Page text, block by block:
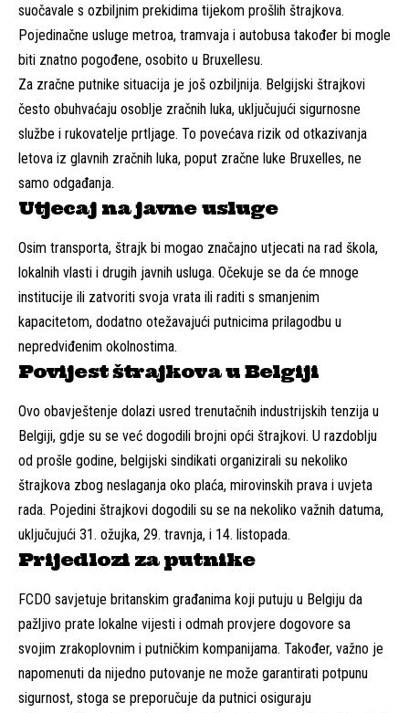
suočavale s ozbiljnim prekidima tijekom prošlih štrajkova.
Pojedinačne usluge metroa, tramvaja i autobusa također bi mogle
biti znatno pogođene, osobito u Bruxellesu.
Za zračne putnike situacija je još ozbiljnija. Belgijski štrajkovi
često obuhvaćaju osoblje zračnih luka, uključujući sigurnosne
službe i rukovatelje prtljage. To povećava rizik od otkazivanja
letova iz glavnih zračnih luka, poput zračne luke Bruxelles, ne
samo odgađanja.
Utjecaj na javne usluge
Osim transporta, štrajk bi mogao značajno utjecati na rad škola,
lokalnih vlasti i drugih javnih usluga. Očekuje se da će mnoge
institucije ili zatvoriti svoja vrata ili raditi s smanjenim
kapacitetom, dodatno otežavajući putnicima prilagodbu u
nepredviđenim okolnostima.
Povijest štrajkova u Belgiji
Ovo obavještenje dolazi usred trenutačnih industrijskih tenzija u
Belgiji, gdje su se već dogodili brojni opći štrajkovi. U razdoblju
od prošle godine, belgijski sindikati organizirali su nekoliko
štrajkova zbog neslaganja oko plaća, mirovinskih prava i uvjeta
rada. Pojedini štrajkovi dogodili su se na nekoliko važnih datuma,
uključujući 31. ožujka, 29. travnja, i 14. listopada.
Prijedlozi za putnike
FCDO savjetuje britanskim građanima koji putuju u Belgiju da
pažljivo prate lokalne vijesti i odmah provjere dogovore sa
svojim zrakoplovnim i putničkim kompanijama. Također, važno je
napomenuti da nijedno putovanje ne može garantirati potpunu
sigurnost, stoga se preporučuje da putnici osiguraju